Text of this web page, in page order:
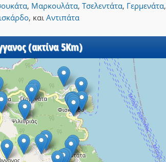
, Μαρκουλάτα, Τσελεντάτα, Γερμενάτα,
, και Αντιπάτα
(ακτίνα 5Km)